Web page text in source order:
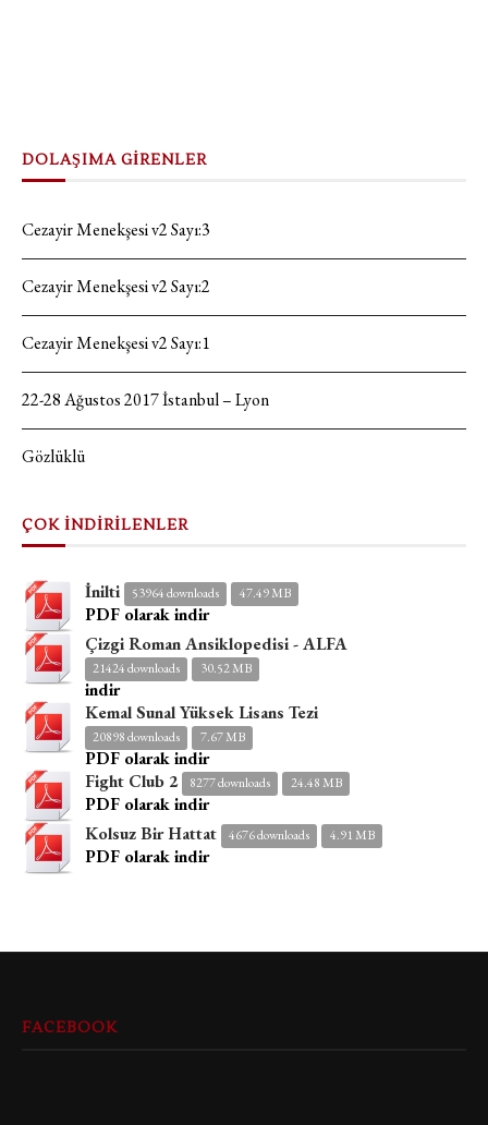
DOLAŞIMA GİRENLER
Cezayir Menekşesi v2 Sayı:3
Cezayir Menekşesi v2 Sayı:2
Cezayir Menekşesi v2 Sayı:1
22-28 Ağustos 2017 İstanbul – Lyon
Gözlüklü
ÇOK İNDİRİLENLER
İnilti 53964 downloads 47.49 MB
PDF olarak indir
Çizgi Roman Ansiklopedisi - ALFA
21424 downloads 30.52 MB
indir
Kemal Sunal Yüksek Lisans Tezi
20898 downloads 7.67 MB
PDF olarak indir
Fight Club 2
8277 downloads 24.48 MB
PDF olarak indir
Kolsuz Bir Hattat
4676 downloads 4.91 MB
PDF olarak indir
FACEBOOK